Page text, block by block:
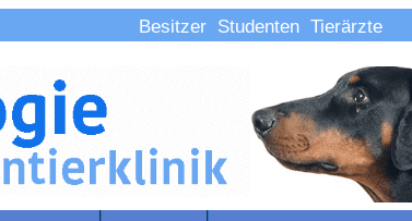
Besitzer Studenten Tierärzte